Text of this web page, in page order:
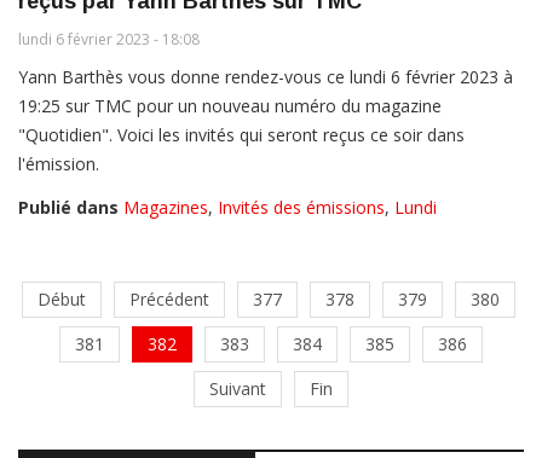
lundi 6 février 2023 - 18:08
Yann Barthès vous donne rendez-vous ce lundi 6 février 2023 à
19:25 sur TMC pour un nouveau numéro du magazine
"Quotidien". Voici les invités qui seront reçus ce soir dans
l'émission.
Publié dans Magazines, Invités des émissions, Lundi
Début Précédent 377 378 379
380
381
382 383 384 385
386
Suivant
Fin